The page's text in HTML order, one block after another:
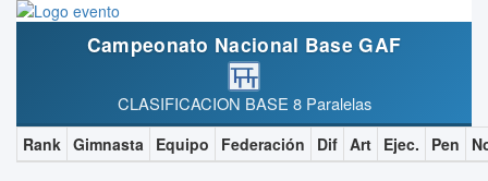
Campeonato Nacional Base GAF
CLASIFICACION BASE 8 Paralelas
Rank Gimnasta Equipo Federación Dif Art Ejec. Pen